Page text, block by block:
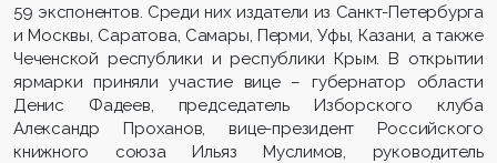
59 экспонентов. Среди них издатели из Санкт-Петербурга
и Москвы, Саратова, Самары, Перми, Уфы, Казани, а также
Чеченской республики и республики Крым. В открытии
ярмарки приняли участие вице – губернатор области
Денис Фадеев, председатель Изборского клуба
Александр Проханов, вице-президент Российского
книжного союза Ильяз Муслимов, руководитель